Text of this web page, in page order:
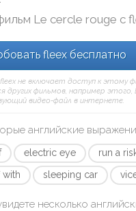
Le cercle rouge с
fleex бесплатно
не включает доступ к этому
других фильмов, например этого,
видео-файл в интернете.
английские
electric eye run a
with
sleeping car
несколько